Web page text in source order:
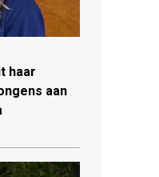
haar
aan